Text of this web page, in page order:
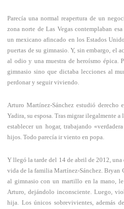
Parecía una normal reapertura de un
zona norte de Las Vegas contemplaban
un mexicano afincado en los Estados
puertas de su gimnasio. Y, sin embargo, el
al odio y una muestra de heroísmo épica.
gimnasio sino que dictaba lecciones al
perdonar y seguir viviendo.
Arturo Martínez-Sánchez estudió derecho
Yadira, su esposa. Tras migrar ilegalmente
establecer un hogar, trabajando
hijos. Todo parecía ir viento en popa.
Y llegó la tarde del 14 de abril de 2012, una
vida de la familia Martínez-Sánchez. Bryan
al gimnasio con un martillo en la mano,
Arturo, dejándolo inconsciente. Luego,
hija. Los únicos sobrevivientes, además